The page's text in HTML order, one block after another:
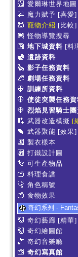
愛爾琳世界地圖
魔力賦予 [喜愛]
寵物介紹 [比較]
怪物導覽搜尋
地下城資料 [料
遺跡資料
影子任務資料
劇場任務資料
訓練所資料
使徒突襲任務資
烈焰見習騎士
武器改造模擬 [
武器聚能 [效果]
製衣樣本
打鐵設計圖
可生產物品
料理食譜
角色稱號
食物效果
奇幻系列 -
奇幻藝廊 [精華]
奇幻繪圖館
奇幻音樂廳
奇幻寫真館